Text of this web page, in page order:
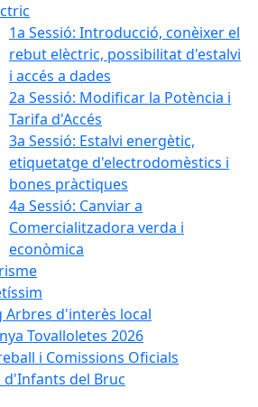
1a Sessió: Introducció, conèixer el
rebut elèctric, possibilitat d'estalvi
i accés a dades
2a Sessió: Modificar la Potència i
Tarifa d'Accés
3a Sessió: Estalvi energètic,
etiquetatge d'electrodomèstics i
bones pràctiques
4a Sessió: Canviar a
Comercialitzadora verda i
econòmica
Arbres d'interès local
Tovalloletes 2026
i Comissions Oficials
d'Infants del Bruc